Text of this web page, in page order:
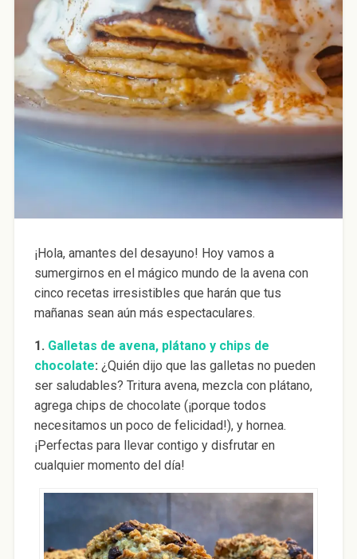
¡Hola, amantes del desayuno! Hoy vamos a
sumergirnos en el mágico mundo de la avena con
cinco recetas irresistibles que harán que tus
mañanas sean aún más espectaculares.
1. Galletas de avena, plátano y chips de
chocolate: ¿Quién dijo que las galletas no pueden
ser saludables? Tritura avena, mezcla con plátano,
agrega chips de chocolate (¡porque todos
necesitamos un poco de felicidad!), y hornea.
¡Perfectas para llevar contigo y disfrutar en
cualquier momento del día!